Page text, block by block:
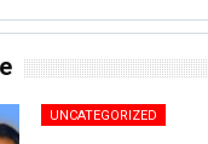
UNCATEGORIZED